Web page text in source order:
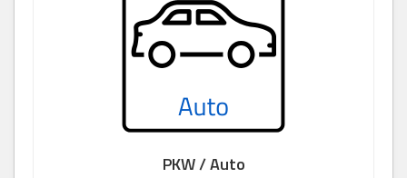
PKW / Auto